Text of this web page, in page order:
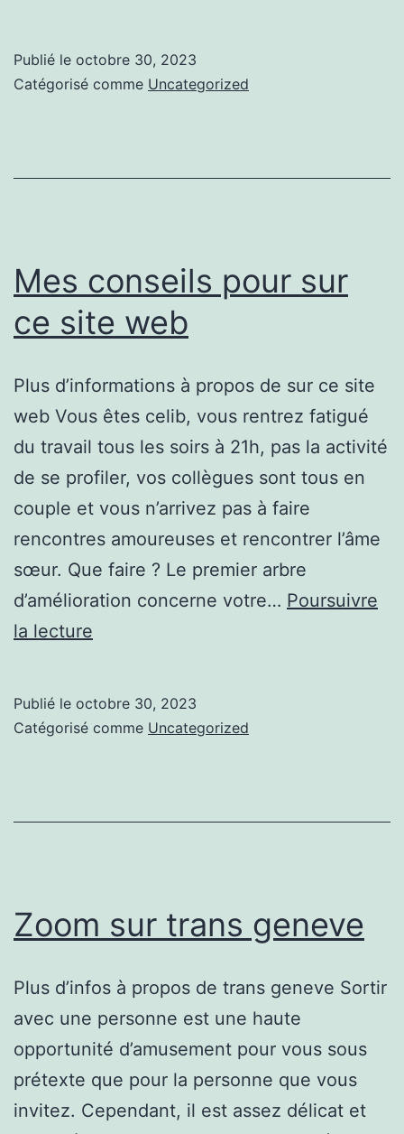
Publié le octobre 30, 2023
Catégorisé comme Uncategorized
Mes conseils pour sur
ce site web
Plus d’informations à propos de sur ce site
web Vous êtes celib, vous rentrez fatigué
du travail tous les soirs à 21h, pas la activité
de se profiler, vos collègues sont tous en
couple et vous n’arrivez pas à faire
rencontres amoureuses et rencontrer l’âme
sœur. Que faire ? Le premier arbre
d’amélioration concerne votre… Poursuivre
la lecture
sur
Publié le octobre 30, 2023
Catégorisé comme Uncategorized
Zoom sur trans geneve
Plus d’infos à propos de trans geneve Sortir
avec une personne est une haute
opportunité d’amusement pour vous sous
prétexte que pour la personne que vous
invitez. Cependant, il est assez délicat et